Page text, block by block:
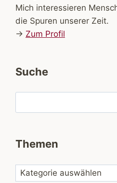
Mich interessieren
die Spuren unserer Zeit.
→ Zum Profil
Suche
Themen